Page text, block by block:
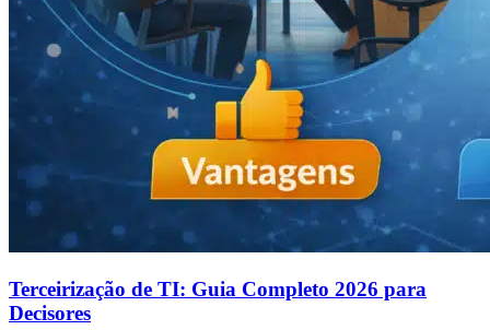
Terceirização de TI: Guia Completo 2026 para
Decisores